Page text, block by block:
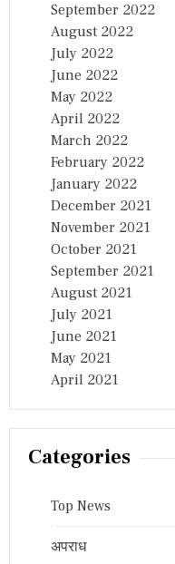
September 2022
August 2022
July 2022
June 2022
May 2022
April 2022
March 2022
February 2022
January 2022
December 2021
November 2021
October 2021
September 2021
August 2021
July 2021
June 2021
May 2021
April 2021
Categories
Top News
अपराध